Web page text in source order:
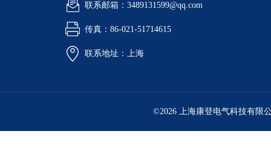
联系邮箱：3489131599@qq.com
传真：86-021-51714615
联系地址：上海
©2026 上海康登电气科技有限